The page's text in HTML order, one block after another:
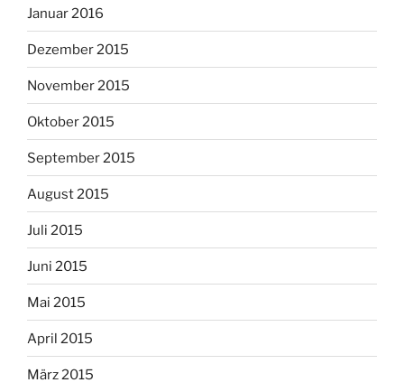
Januar 2016
Dezember 2015
November 2015
Oktober 2015
September 2015
August 2015
Juli 2015
Juni 2015
Mai 2015
April 2015
März 2015